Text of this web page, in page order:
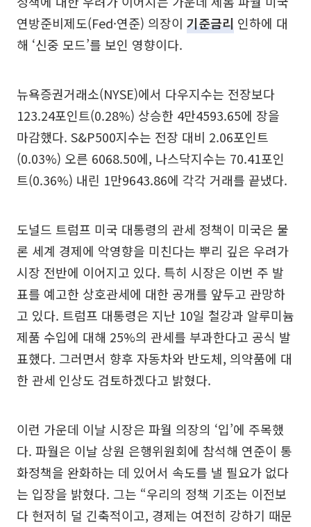
연방준비제도(Fed·연준) 의장이 기준금리 인하에 대
해 ‘신중 모드’를 보인 영향이다.
뉴욕증권거래소(NYSE)에서 다우지수는 전장보다
123.24포인트(0.28%) 상승한 4만4593.65에 장을
마감했다. S&P500지수는 전장 대비 2.06포인트
(0.03%) 오른 6068.50에, 나스닥지수는 70.41포인
트(0.36%) 내린 1만9643.86에 각각 거래를 끝냈다.
도널드 트럼프 미국 대통령의 관세 정책이 미국은 물
론 세계 경제에 악영향을 미친다는 뿌리 깊은 우려가
시장 전반에 이어지고 있다. 특히 시장은 이번 주 발
표를 예고한 상호관세에 대한 공개를 앞두고 관망하
고 있다. 트럼프 대통령은 지난 10일 철강과 알루미늄
제품 수입에 대해 25%의 관세를 부과한다고 공식 발
표했다. 그러면서 향후 자동차와 반도체, 의약품에 대
한 관세 인상도 검토하겠다고 밝혔다.
이런 가운데 이날 시장은 파월 의장의 ‘입’에 주목했
다. 파월은 이날 상원 은행위원회에 참석해 연준이 통
화정책을 완화하는 데 있어서 속도를 낼 필요가 없다
는 입장을 밝혔다. 그는 “우리의 정책 기조는 이전보
다 현저히 덜 긴축적이고, 경제는 여전히 강하기 때문